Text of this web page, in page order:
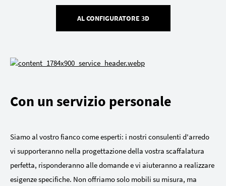
AL CONFIGURATORE 3D
Con un servizio personale
Siamo al vostro fianco come esperti: i nostri consulenti d'arredo
vi supporteranno nella progettazione della vostra scaffalatura
perfetta, risponderanno alle domande e vi aiuteranno a realizzare
esigenze specifiche. Non offriamo solo mobili su misura, ma